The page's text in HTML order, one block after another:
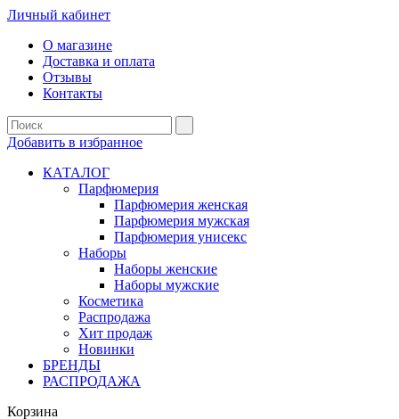
Личный кабинет
О магазине
Доставка и оплата
Отзывы
Контакты
Добавить в избранное
КАТАЛОГ
Парфюмерия
Парфюмерия женская
Парфюмерия мужская
Парфюмерия унисекс
Наборы
Наборы женские
Наборы мужские
Косметика
Распродажа
Хит продаж
Новинки
БРЕНДЫ
РАСПРОДАЖА
Корзина